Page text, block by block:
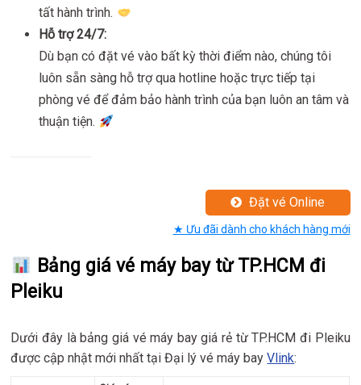
tất hành trình.
Hỗ trợ 24/7:
Dù bạn có đặt vé vào bất kỳ thời điểm nào, chúng tôi
luôn sẵn sàng hỗ trợ qua hotline hoặc trực tiếp tại
phòng vé để đảm bảo hành trình của bạn luôn an tâm và
thuận tiện.
Đặt vé Online
★ Ưu đãi dành cho khách hàng mới
Bảng giá vé máy bay từ TP.HCM đi
Pleiku
Dưới đây là bảng giá vé máy bay giá rẻ từ TP.HCM đi Pleiku
được cập nhật mới nhất tại Đại lý vé máy bayVlink: